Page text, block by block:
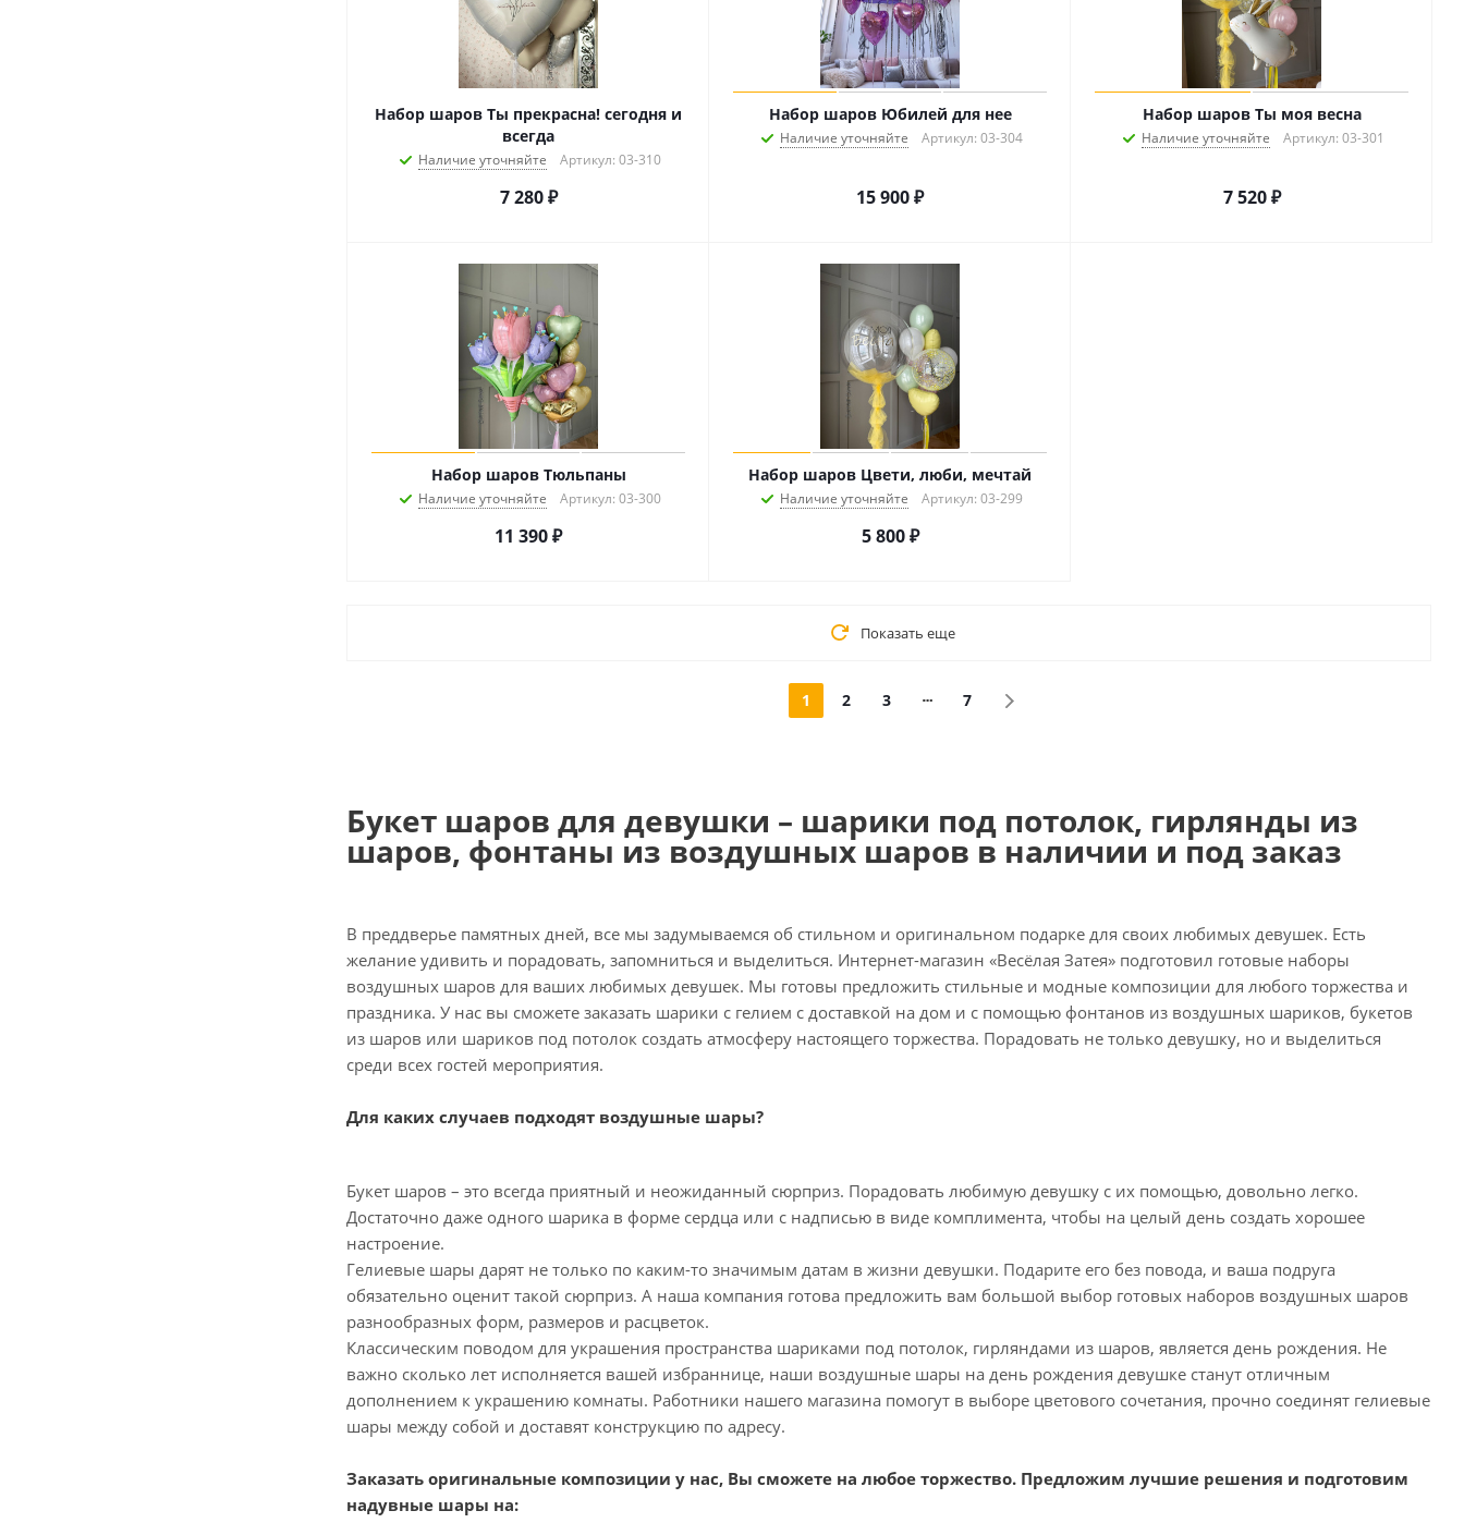
Набор шаров Ты прекрасна! сегодня и
всегда
Наличие уточняйте Артикул: 03-310
7 280₽
Набор шаров Юбилей для нее
Наличие уточняйте Артикул: 03-304
15 900₽
Набор шаров Ты моя весна
Наличие уточняйте Артикул: 03-301
7 520₽
Набор шаров Тюльпаны
Наличие уточняйте Артикул: 03-300
11 390₽
Набор шаров Цвети, люби, мечтай
Наличие уточняйте Артикул: 03-299
5 800₽
Показать еще
1 2 3 7
Букет шаров для девушки – шарики под потолок, гирлянды из
шаров, фонтаны из воздушных шаров в наличии и под заказ
В преддверье памятных дней, все мы задумываемся об стильном и оригинальном подарке для своих любимых девушек. Есть
желание удивить и порадовать, запомниться и выделиться. Интернет-магазин «Весёлая Затея» подготовил готовые наборы
воздушных шаров для ваших любимых девушек. Мы готовы предложить стильные и модные композиции для любого торжества и
праздника. У нас вы сможете заказать шарики с гелием с доставкой на дом и с помощью фонтанов из воздушных шариков, букетов
из шаров или шариков под потолок создать атмосферу настоящего торжества. Порадовать не только девушку, но и выделиться
среди всех гостей мероприятия.
Для каких случаев подходят воздушные шары?
Букет шаров – это всегда приятный и неожиданный сюрприз. Порадовать любимую девушку с их помощью, довольно легко.
Достаточно даже одного шарика в форме сердца или с надписью в виде комплимента, чтобы на целый день создать хорошее
настроение.
Гелиевые шары дарят не только по каким-то значимым датам в жизни девушки. Подарите его без повода, и ваша подруга
обязательно оценит такой сюрприз. А наша компания готова предложить вам большой выбор готовых наборов воздушных шаров
разнообразных форм, размеров и расцветок.
Классическим поводом для украшения пространства шариками под потолок, гирляндами из шаров, является день рождения. Не
важно сколько лет исполняется вашей избраннице, наши воздушные шары на день рождения девушке станут отличным
дополнением к украшению комнаты. Работники нашего магазина помогут в выборе цветового сочетания, прочно соединят гелиевые
шары между собой и доставят конструкцию по адресу.
Заказать оригинальные композиции у нас, Вы сможете на любое торжество. Предложим лучшие решения и подготовим
надувные шары на: